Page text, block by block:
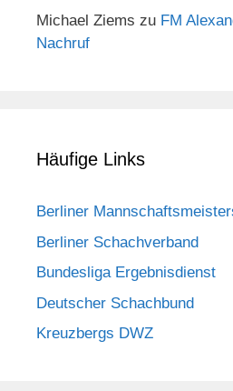
Michael Ziems zu FM
Nachruf
Häufige Links
Berliner
Berliner Schachverband
Bundesliga Ergebnisdienst
Deutscher Schachbund
Kreuzbergs DWZ